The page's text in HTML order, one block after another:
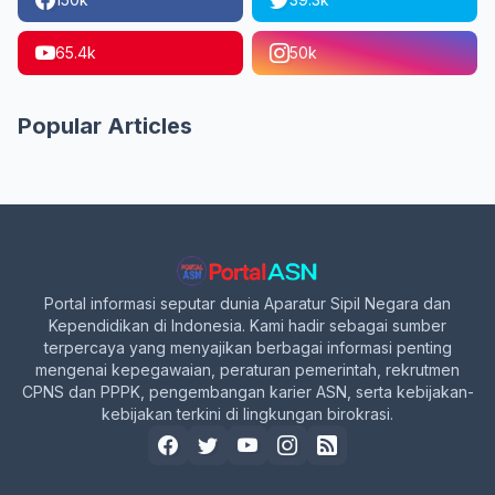
65.4k 50k
Popular Articles
Portal informasi seputar dunia Aparatur Sipil Negara dan
Kependidikan di Indonesia. Kami hadir sebagai sumber
terpercaya yang menyajikan berbagai informasi penting
mengenai kepegawaian, peraturan pemerintah, rekrutmen
CPNS dan PPPK, pengembangan karier ASN, serta kebijakan-
kebijakan terkini di lingkungan birokrasi.